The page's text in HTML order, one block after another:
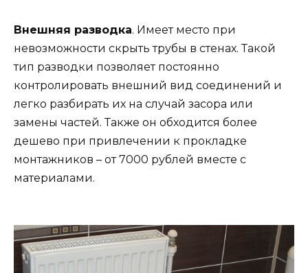
Внешняя разводка. Имеет место при
невозможности скрыть трубы в стенах. Такой
тип разводки позволяет постоянно
контролировать внешний вид соединений и
легко разбирать их на случай засора или
замены частей. Также он обходится более
дешево при привлечении к прокладке
монтажников – от 7000 рублей вместе с
материалами.